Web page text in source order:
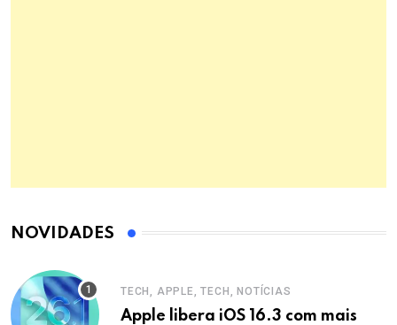
NOVIDADES
TECH, APPLE, TECH, NOTÍCIAS
Apple libera iOS 16.3 com mais